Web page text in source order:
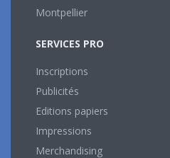
Montpellier
SERVICES PRO
Inscriptions
Publicités
Editions papiers
Impressions
Merchandising